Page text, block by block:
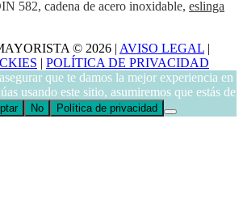
582, cadena de acero inoxidable, eslinga
© 2026 | AVISO LEGAL |
| POLÍTICA DE PRIVACIDAD
que te damos la mejor experiencia en
usando este sitio, asumiremos que estás de
No Política de privacidad